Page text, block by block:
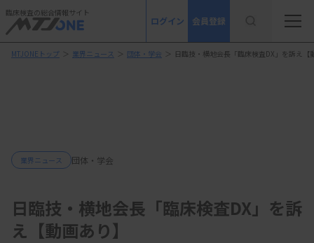
臨床検査の総合情報サイト
ログイン 会員登録
MTJONEトップ ＞ 業界ニュース ＞ 団体・学会 ＞ 日臨技・横地会長「臨床検査DX」を訴え【
業界ニュース 団体・学会
日臨技・横地会長「臨床検査DX」を訴
え【動画あり】